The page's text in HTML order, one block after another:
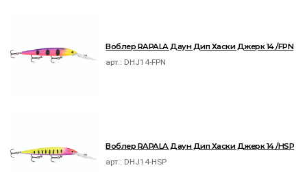
Воблер RAPALA Даун Дип Хаски Джерк 14 /FPN
арт.: DHJ14-FPN
Воблер RAPALA Даун Дип Хаски Джерк 14 /HSP
арт.: DHJ14-HSP